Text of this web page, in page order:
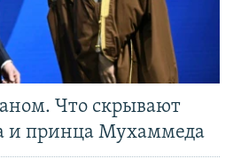
Что скрывают
и принца Мухаммеда